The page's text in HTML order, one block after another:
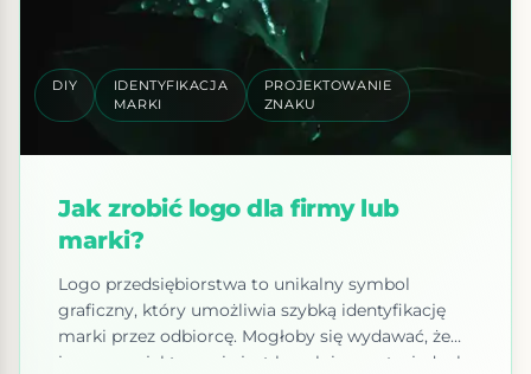
DIY
IDENTYFIKACJA
MARKI
PROJEKTOWANIE
ZNAKU
Jak zrobić logo dla firmy lub
marki?
Logo przedsiębiorstwa to unikalny symbol
graficzny, który umożliwia szybką identyfikację
marki przez odbiorcę. Mogłoby się wydawać, że
jego zaprojektowanie jest banalnie proste, jednak